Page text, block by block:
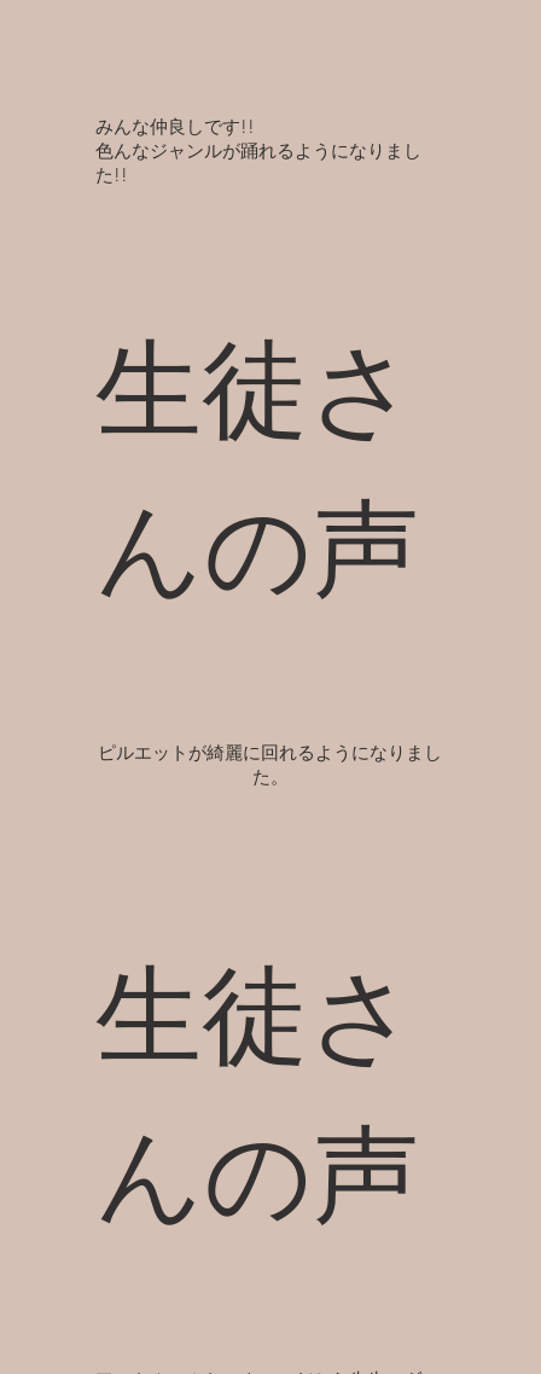
みんな仲良しです!!
色んなジャンルが踊れるようになりまし
た!!
​生徒さ
んの声
ピルエットが綺麗に回れるようになりまし
た。
​生徒さ
んの声